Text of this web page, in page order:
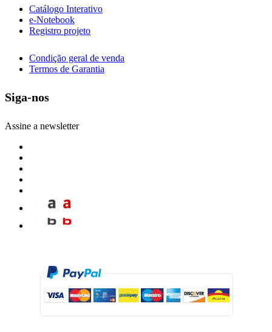
Catálogo Interativo
e-Notebook
Registro projeto
Condição geral de venda
Termos de Garantia
Siga-nos
Assine a newsletter